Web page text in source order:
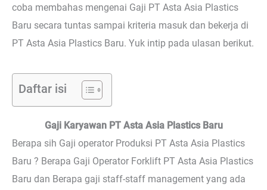
coba membahas mengenai Gaji PT Asta Asia Plastics
Baru secara tuntas sampai kriteria masuk dan bekerja di
PT Asta Asia Plastics Baru. Yuk intip pada ulasan berikut.
Daftar isi
Gaji Karyawan PT Asta Asia Plastics Baru
Berapa sih Gaji operator Produksi PT Asta Asia Plastics
Baru ? Berapa Gaji Operator Forklift PT Asta Asia Plastics
Baru dan Berapa gaji staff-staff management yang ada